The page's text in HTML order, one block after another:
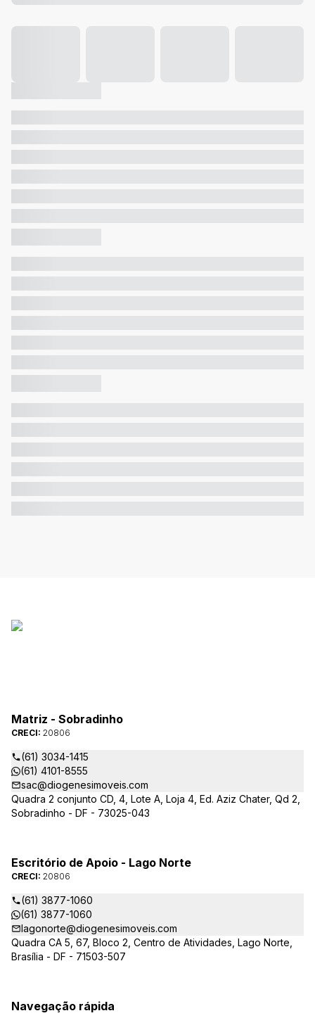
Matriz - Sobradinho
CRECI: 20806
(61) 3034-1415
(61) 4101-8555
sac@diogenesimoveis.com
Quadra 2 conjunto CD, 4, Lote A, Loja 4, Ed. Aziz Chater, Qd 2,
Sobradinho - DF - 73025-043
Escritório de Apoio - Lago Norte
CRECI: 20806
(61) 3877-1060
(61) 3877-1060
lagonorte@diogenesimoveis.com
Quadra CA 5, 67, Bloco 2, Centro de Atividades, Lago Norte,
Brasília - DF - 71503-507
Navegação rápida